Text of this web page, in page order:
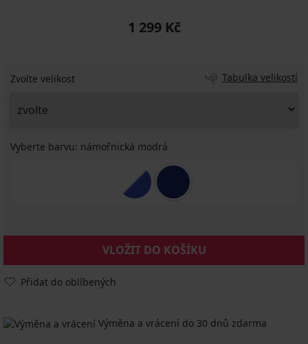
1 299 Kč
Zvolte velikost Tabulka velikostí
Vyberte barvu: námořnická modrá
VLOŽIT DO KOŠÍKU
Přidat do oblíbených
Výměna a vrácení do 30 dnů zdarma